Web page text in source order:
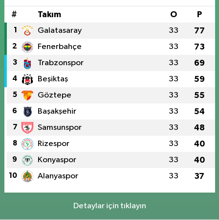
# Takım O P
1 Galatasaray 33 77
2 Fenerbahçe 33 73
3 Trabzonspor 33 69
4 Beşiktaş 33 59
5 Göztepe 33 55
6 Başakşehir 33 54
7 Samsunspor 33 48
8 Rizespor 33 40
9 Konyaspor 33 40
10 Alanyaspor 33 37
Detaylar için tıklayın